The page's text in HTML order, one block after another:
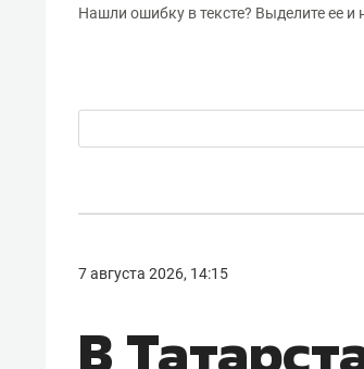
Нашли ошибку в тексте? Выделите ее и
7 августа 2026, 14:15
В